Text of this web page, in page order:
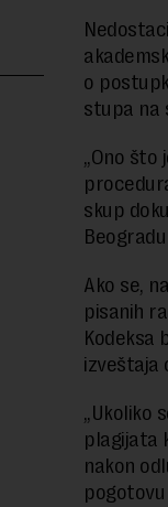
o
stupa na
„Ono što
skup
Ako se,
pisanih
Kodeksa
izveštaja
„Ukoliko
plagijata
nakon